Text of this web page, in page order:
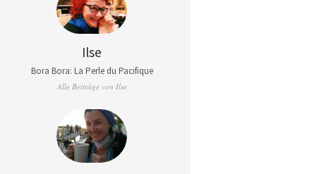
Ilse
Bora Bora: La Perle du Pacifique
Alle Beiträge von Ilse